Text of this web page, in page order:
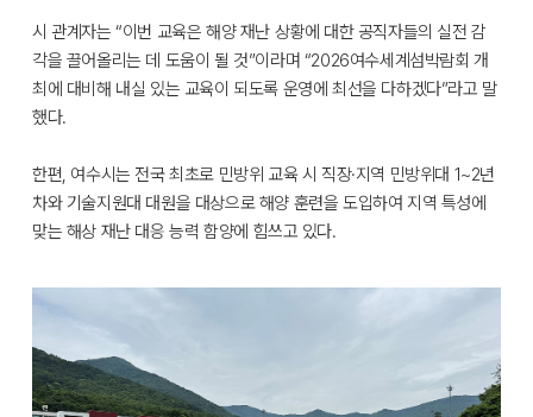
시 관계자는 “이번 교육은 해양 재난 상황에 대한 공직자들의 실전 감
각을 끌어올리는 데 도움이 될 것”이라며 “2026여수세계섬박람회 개
최에 대비해 내실 있는 교육이 되도록 운영에 최선을 다하겠다”라고 말
했다.
한편, 여수시는 전국 최초로 민방위 교육 시 직장·지역 민방위대 1~2년
차와 기술지원대 대원을 대상으로 해양 훈련을 도입하여 지역 특성에
맞는 해상 재난 대응 능력 함양에 힘쓰고 있다.